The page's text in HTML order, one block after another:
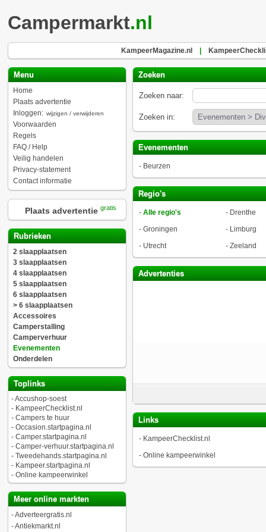
Campermarkt.nl
KampeerMagazine.nl
Menu
Home
Plaats advertentie
Inloggen: wijzigen / verwijderen
Voorwaarden
Regels
FAQ / Help
Veilig handelen
Privacy-statement
Contact informatie
Plaats advertentie gratis
Rubrieken
2 slaapplaatsen
3 slaapplaatsen
4 slaapplaatsen
5 slaapplaatsen
6 slaapplaatsen
> 6 slaapplaatsen
Accessoires
Camperstalling
Camperverhuur
Evenementen
Onderdelen
Toplinks
-Accushop-soest
- KampeerChecklist.nl
- Campers te huur
- Occasion.startpagina.nl
- Camper.startpagina.nl
- Camper-verhuur.startpagina.nl
- Tweedehands.startpagina.nl
- Kampeer.startpagina.nl
- Online kampeerwinkel
Meer online markten
-Adverteergratis.nl
-Antiekmarkt.nl
Zoeken
Zoeken naar:
Zoeken in:
Evenementen
- Beurzen
Regio's
- Alle regio's - Drenthe
- Groningen - Limburg
- Utrecht - Zeeland
Advertenties
Links
- KampeerChecklist.nl
- Online kampeerwinkel